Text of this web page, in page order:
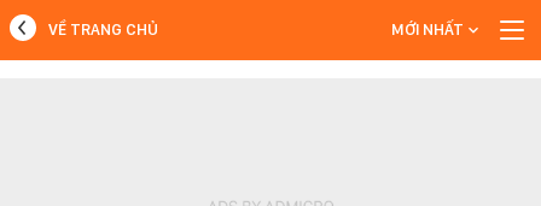
VỀ TRANG CHỦ MỚI NHẤT